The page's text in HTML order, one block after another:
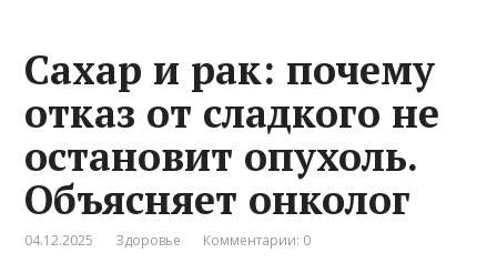
Сахар и рак: почему
отказ от сладкого не
остановит опухоль.
Объясняет онколог
04.12.2025 Здоровье Комментарии: 0